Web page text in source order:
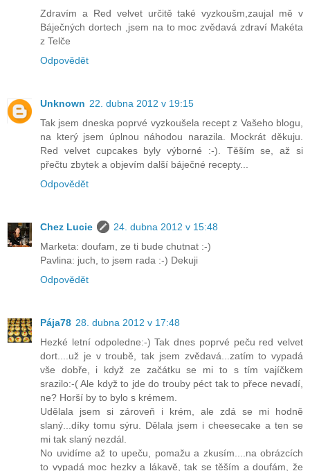
Zdravím a Red velvet určitě také vyzkoušm,zaujal mě v
Báječných dortech ,jsem na to moc zvědavá zdraví Makéta
z Telče
Odpovědět
Unknown 22. dubna 2012 v 19:15
Tak jsem dneska poprvé vyzkoušela recept z Vašeho blogu,
na který jsem úplnou náhodou narazila. Mockrát děkuju.
Red velvet cupcakes byly výborné :-). Těším se, až si
přečtu zbytek a objevím další báječné recepty...
Odpovědět
Chez Lucie
24. dubna 2012 v 15:48
Marketa: doufam, ze ti bude chutnat :-)
Pavlina: juch, to jsem rada :-) Dekuji
Odpovědět
Pája78 28. dubna 2012 v 17:48
Hezké letní odpoledne:-) Tak dnes poprvé peču red velvet
dort....už je v troubě, tak jsem zvědavá...zatím to vypadá
vše dobře, i když ze začátku se mi to s tím vajíčkem
srazilo:-( Ale když to jde do trouby péct tak to přece nevadí,
ne? Horší by to bylo s krémem.
Udělala jsem si zároveň i krém, ale zdá se mi hodně
slaný...díky tomu sýru. Dělala jsem i cheesecake a ten se
mi tak slaný nezdál.
No uvidíme až to upeču, pomažu a zkusím....na obrázcích
to vypadá moc hezky a lákavě, tak se těším a doufám, že